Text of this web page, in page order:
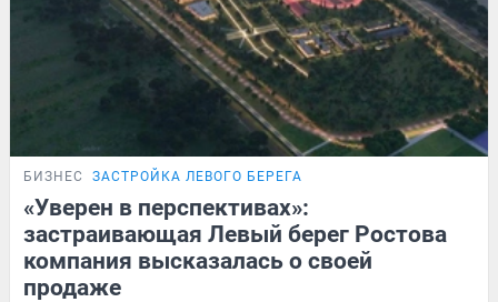
БИЗНЕС ЗАСТРОЙКА ЛЕВОГО БЕРЕГА
«Уверен в перспективах»:
застраивающая Левый берег Ростова
компания высказалась о своей
продаже